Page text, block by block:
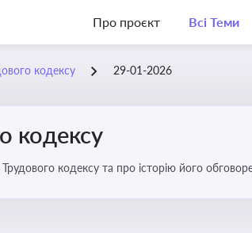
Про проєкт Всі Теми
кодексу 29-01-2026
кодексу
кодексу та про історію його